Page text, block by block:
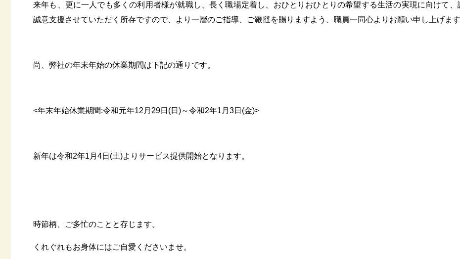
来年も、更に一人でも多くの利用者様が就職し、長く職場定着し、おひとりおひとりの希望する生活の実現に向けて、
誠意支援させていただく所存ですので、より一層のご指導、ご鞭撻を賜りますよう、職員一同心よりお願い申し上げます
尚、弊社の年末年始の休業期間は下記の通りです。
<年末年始休業期間:令和元年12月29日(日)～令和2年1月3日(金)>
新年は令和2年1月4日(土)よりサービス提供開始となります。
時節柄、ご多忙のことと存じます。
くれぐれもお身体にはご自愛くださいませ。